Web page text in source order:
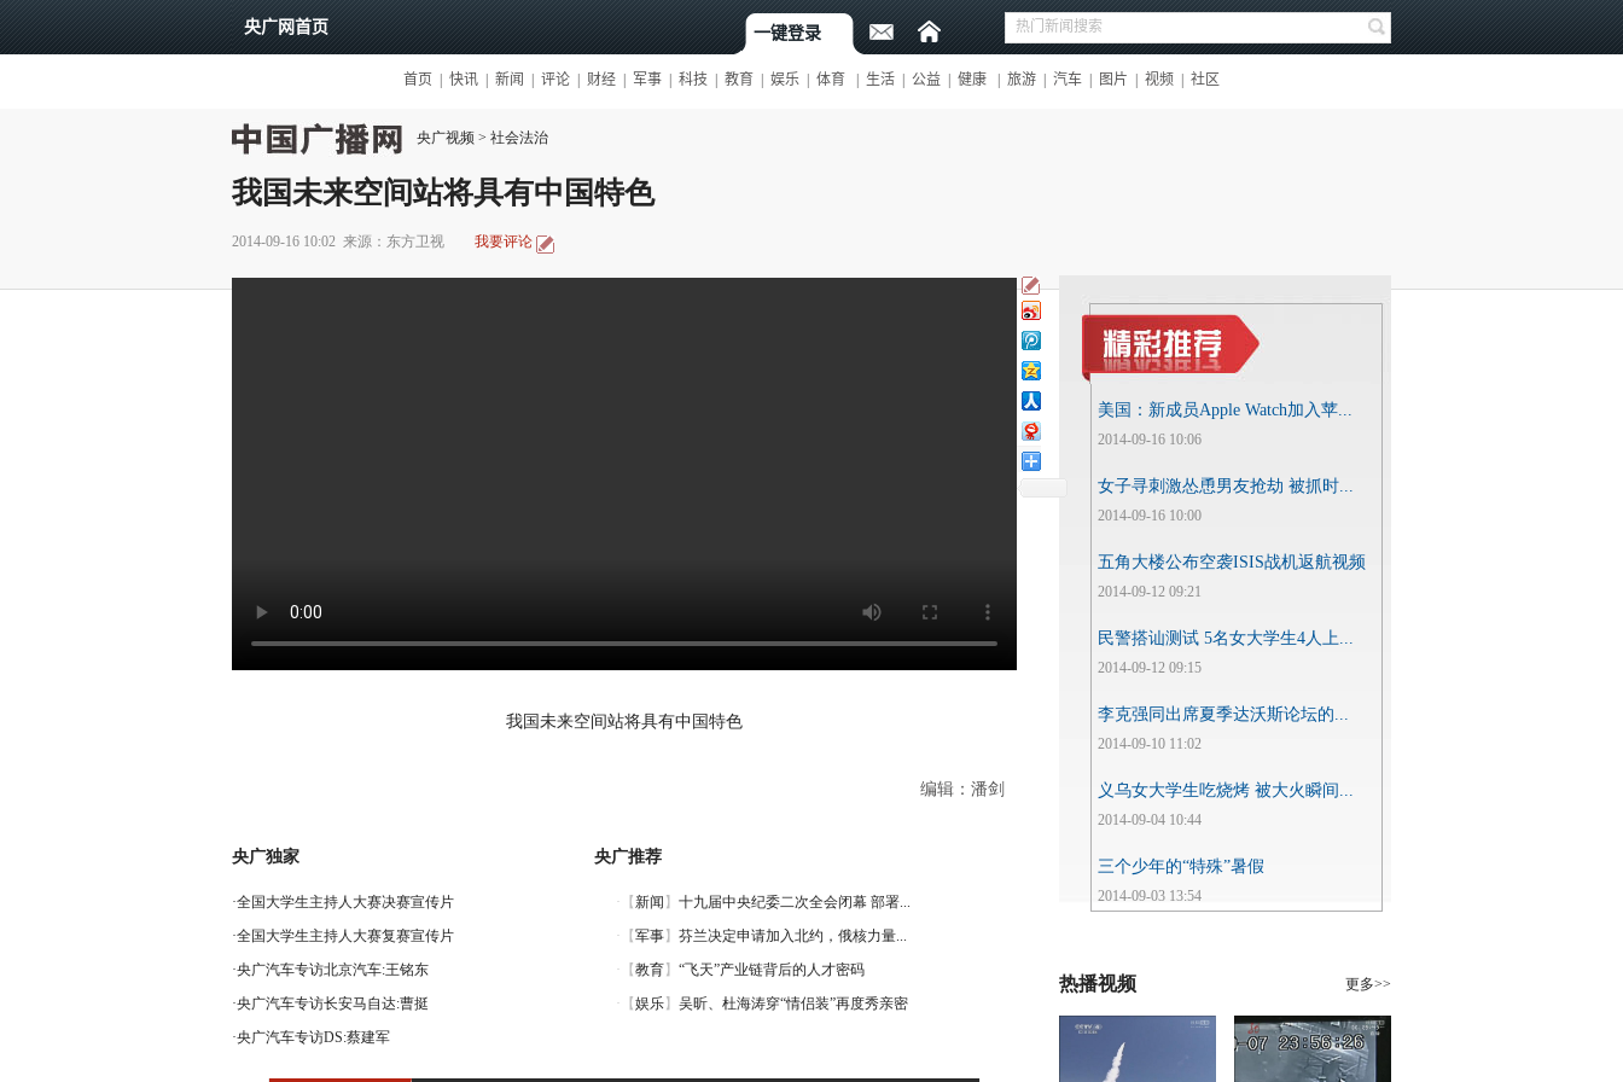
央广视频 > 社会法治
我国未来空间站将具有中国特色
2014-09-16 10:02 来源：东方卫视 我要评论
我国未来空间站将具有中国特色
编辑：潘剑
央广独家
·全国大学生主持人大赛决赛宣传片
·全国大学生主持人大赛复赛宣传片
·央广汽车专访北京汽车:王铭东
·央广汽车专访长安马自达:曹挺
·央广汽车专访DS:蔡建军
央广推荐
美国：新成员Apple Watch加入苹...
2014-09-16 10:06
女子寻刺激怂恿男友抢劫 被抓时...
2014-09-16 10:00
五角大楼公布空袭ISIS战机返航视频
2014-09-12 09:21
民警搭讪测试 5名女大学生4人上...
2014-09-12 09:15
李克强同出席夏季达沃斯论坛的...
2014-09-10 11:02
义乌女大学生吃烧烤 被大火瞬间...
2014-09-04 10:44
三个少年的“特殊”暑假
2014-09-03 13:54
热播视频 更多>>